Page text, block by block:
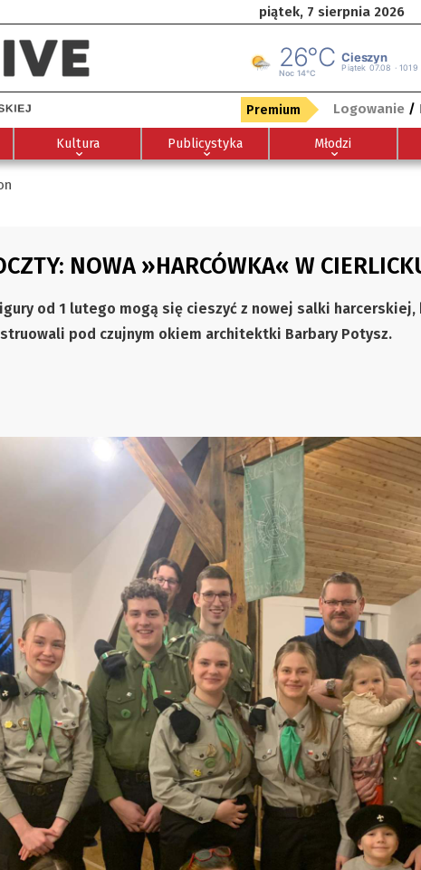
piątek, 7 sierpnia 2026
Premium Logowanie /
Kultura Publicystyka Młodzi
NOWA »HARCÓWKA« W
od 1 lutego mogą się cieszyć z nowej salki
pod czujnym okiem architektki Barbary Potysz.